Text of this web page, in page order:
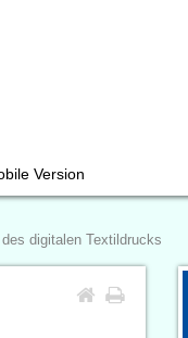
Version
digitalen Textildrucks